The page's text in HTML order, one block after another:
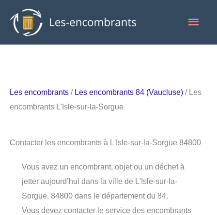
contenu
Les encombrants / Les encombrants 84 (Vaucluse) / Les
encombrants L'Isle-sur-la-Sorgue
Contacter les encombrants à L'Isle-sur-la-Sorgue 84800
Vous avez un encombrant, objet ou un déchet à
jetter aujourd’hui dans la ville de L'Isle-sur-la-
Sorgue, 84800 dans le département du 84.
Vous devez contacter le service des encombrants